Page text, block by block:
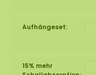
Aufhängeset:
15% mehr